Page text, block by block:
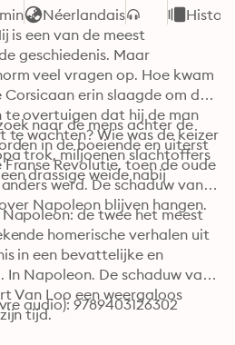
Néerlandais
is een van de meest
geschiedenis. Maar
veel vragen op. Hoe kwam
erin slaagde om de
te overtuigen dat hij de man
te wachten? Wie was de keizer
trok, miljoenen slachtoffers
drassige weide nabij
naar de mens achter de
in de boeiende en uiterst
Revolutie, toen de oude
werd. De schaduw van
Napoleon blijven hangen.
de twee het meest
homerische verhalen uit
in een bevattelijke en
In Napoleon. De schaduw van
Van Loo een weergaloos
tijd.
audio): 9789403126302